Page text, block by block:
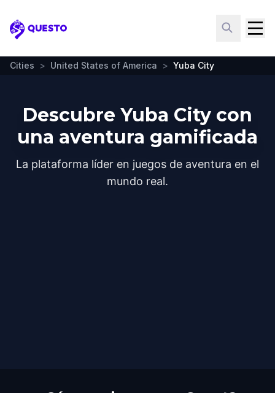
Questo
Cities > United States of America > Yuba City
Descubre Yuba City con
una aventura gamificada
La plataforma líder en juegos de aventura en el
mundo real.